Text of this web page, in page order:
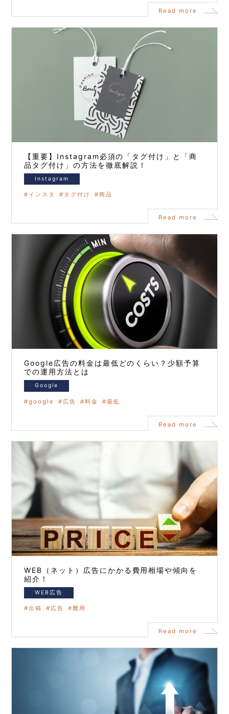
Read more
【重要】Instagram必須の「タグ付け」と「商
品タグ付け」の方法を徹底解説！
Instagram
インスタ タグ付け 商品
Read more
Google広告の料金は最低どのくらい？少額予算
での運用方法とは
Google
google 広告 料金 最低
Read more
WEB（ネット）広告にかかる費用相場や傾向を
紹介！
WEB広告
出稿 広告 費用
Read more